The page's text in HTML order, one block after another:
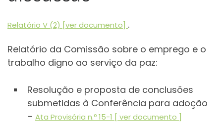
Relatório V (2) [ver documento] .
Relatório da Comissão sobre o emprego e o
trabalho digno ao serviço da paz:
Resolução e proposta de conclusões
submetidas à Conferência para adoção
– Ata Provisória n.º 15-1 [ ver documento ]